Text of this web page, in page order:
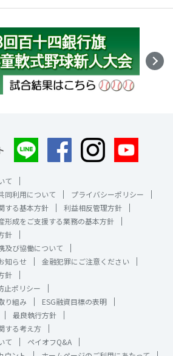
て
同利用について
プライバシーポリシー
する基本方針
利益相反管理方針
形成をご支援する業務の基本方針
針
及び協働について
知らせ
金融犯罪にご注意ください
針
止ポリシー
り組み
ESG融資目標の表明
最良執行方針
する考え方
て
ペイオフQ&A